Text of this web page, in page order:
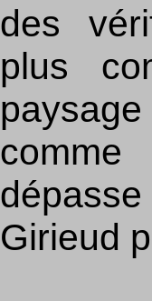
des
plus
Girieud